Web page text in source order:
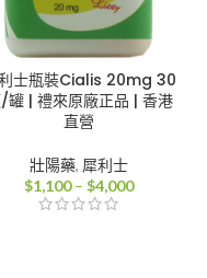
士瓶裝Cialis 20mg 30
罐 | 禮來原廠正品 | 香港
直營
壯陽藥, 犀利士
$1,100 – $4,000價